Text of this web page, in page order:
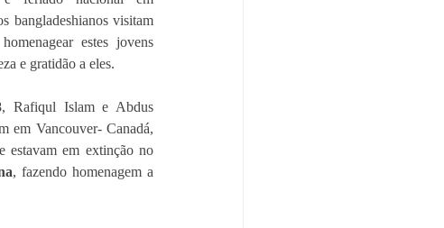
bangladeshianos visitam
estes jovens
e gratidão a eles.
Rafiqul Islam e Abdus
em Vancouver- Canadá,
estavam em extinção no
, fazendo homenagem a